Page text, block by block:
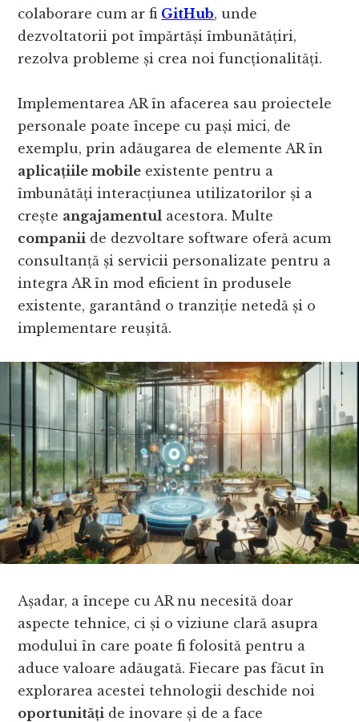
colaborare cum ar fi GitHub, unde
dezvoltatorii pot împărtăși îmbunătățiri,
rezolva probleme și crea noi funcționalități.
Implementarea AR în afacerea sau proiectele
personale poate începe cu pași mici, de
exemplu, prin adăugarea de elemente AR în
aplicațiile mobile existente pentru a
îmbunătăți interacțiunea utilizatorilor și a
crește angajamentul acestora. Multe
companii de dezvoltare software oferă acum
consultanță și servicii personalizate pentru a
integra AR în mod eficient în produsele
existente, garantând o tranziție netedă și o
implementare reușită.
Așadar, a începe cu AR nu necesită doar
aspecte tehnice, ci și o viziune clară asupra
modului în care poate fi folosită pentru a
aduce valoare adăugată. Fiecare pas făcut în
explorarea acestei tehnologii deschide noi
oportunități de inovare și de a face